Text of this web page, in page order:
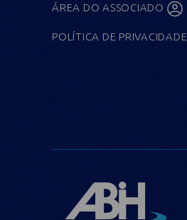
ÁREA DO ASSOCIADO
POLÍTICA DE PRIVACIDADE